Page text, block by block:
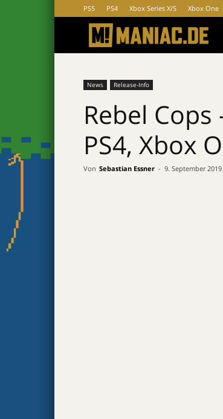
PS5 PS4 Xbox Series X/S Xbox One
News Release-Info
Rebel
PS4, Xbox
Von Sebastian Essner - 9. September 2019